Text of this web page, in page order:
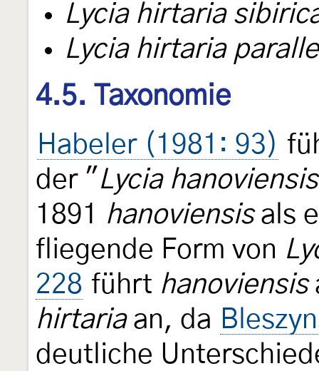
Lycia hirtaria
Lycia hirtaria
4.5. Taxonomie
Habeler (1981: 93)
der " Lycia hanoviensis
1891 hanoviensisals
fliegende Form von
228 führt hanoviensis
hirtariaan, da
deutliche